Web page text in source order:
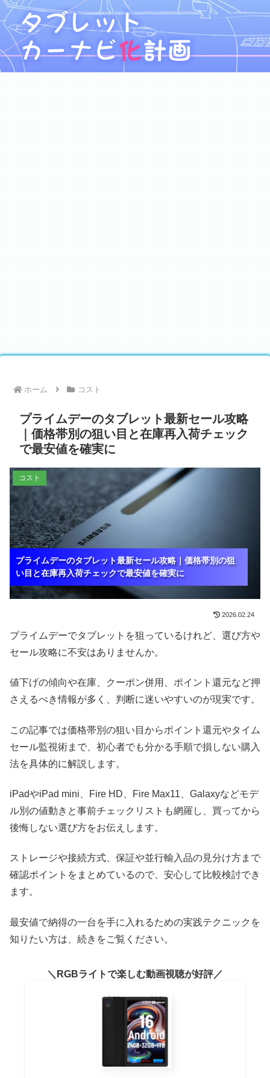
ホーム コスト
プライムデーのタブレット最新セール攻略
｜価格帯別の狙い目と在庫再入荷チェック
で最安値を確実に
プライムデーのタブレット最新セール攻略｜価格帯別の狙
い目と在庫再入荷チェックで最安値を確実に
プライムデーのタブレット最新セール攻略｜価格帯別の狙
い目と在庫再入荷チェックで最安値を確実に
プライムデーのタブレット最新セール攻略｜価格帯別の狙
い目と在庫再入荷チェックで最安値を確実に
コスト
2026.02.24
プライムデーでタブレットを狙っているけれど、選び方や
セール攻略に不安はありませんか。
値下げの傾向や在庫、クーポン併用、ポイント還元など押
さえるべき情報が多く、判断に迷いやすいのが現実です。
この記事では価格帯別の狙い目からポイント還元やタイム
セール監視術まで、初心者でも分かる手順で損しない購入
法を具体的に解説します。
iPadやiPad mini、Fire HD、Fire Max11、Galaxyなどモデ
ル別の値動きと事前チェックリストも網羅し、買ってから
後悔しない選び方をお伝えします。
ストレージや接続方式、保証や並行輸入品の見分け方まで
確認ポイントをまとめているので、安心して比較検討でき
ます。
最安値で納得の一台を手に入れるための実践テクニックを
知りたい方は、続きをご覧ください。
RGBライトで楽しむ動画視聴が好評